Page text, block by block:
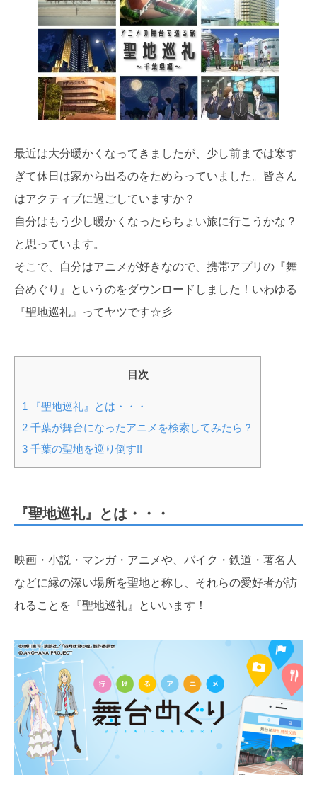
最近は大分暖かくなってきましたが、少し前までは寒す
ぎて休日は家から出るのをためらっていました。皆さん
はアクティブに過ごしていますか？
自分はもう少し暖かくなったらちょい旅に行こうかな？
と思っています。
そこで、自分はアニメが好きなので、携帯アプリの『舞
台めぐり』というのをダウンロードしました！いわゆる
『聖地巡礼』ってヤツです☆彡
目次
1 『聖地巡礼』とは・・・
2 千葉が舞台になったアニメを検索してみたら？
3 千葉の聖地を巡り倒す!!
『聖地巡礼』とは・・・
映画・小説・マンガ・アニメや、バイク・鉄道・著名人
などに縁の深い場所を聖地と称し、それらの愛好者が訪
れることを『聖地巡礼』といいます！